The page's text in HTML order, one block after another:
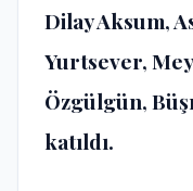
Dilay Aksum,
Yurtsever,
Özgülgün,
katıldı.